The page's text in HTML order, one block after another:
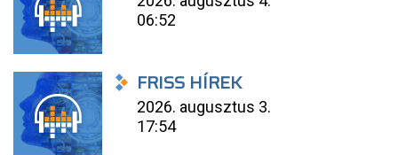
06:52
FRISS HÍREK
2026. augusztus 3.
17:54